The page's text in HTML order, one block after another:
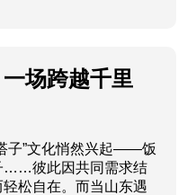
一场跨越千里
子”文化悄然兴起——饭
……彼此因共同需求结
松自在。而当山东遇